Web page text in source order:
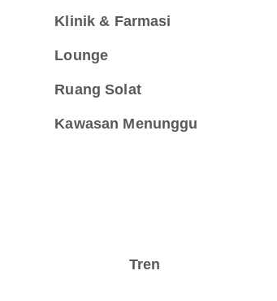
Klinik & Farmasi
Lounge
Ruang Solat
Kawasan Menunggu
Tren